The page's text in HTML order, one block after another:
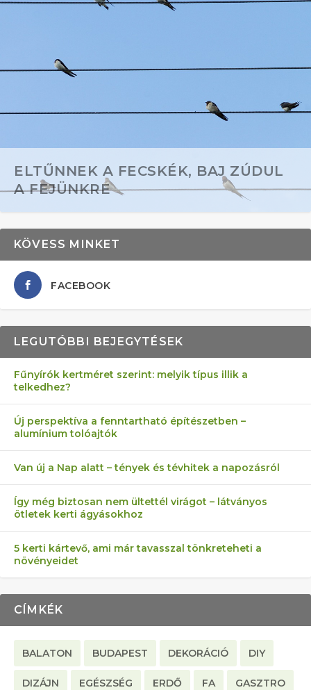
ELTŰNNEK A FECSKÉK, BAJ ZÚDUL
A FEJÜNKRE
AZ ÖNELLÁTÁS 13 PONTJA
KEZDŐKNEK
6 LEGJOBB NÖVÉNY SZOMSZÉD
ELLEN
FÉLREÉRTETT KERTÉSZKEDÉS:
TÉRKŐ ÉS MURVA
AKI ELDOBÁLJA A CIGICSIKKEKET,
AZ EGY KÖ…
MÁRPEDIG A TŰZIJÁTÉK NEM MENŐ!
KÖVESS MINKET
FACEBOOK
LEGUTÓBBI BEJEGYTÉSEK
Fűnyírók kertméret szerint: melyik típus illik a
telkedhez?
Új perspektíva a fenntartható építészetben –
alumínium tolóajtók
Van új a Nap alatt – tények és tévhitek a napozásról
Így még biztosan nem ültettél virágot – látványos
ötletek kerti ágyásokhoz
5 kerti kártevő, ami már tavasszal tönkreteheti a
növényeidet
CÍMKÉK
BALATON BUDAPEST DEKORÁCIÓ DIY
DIZÁJN EGÉSZSÉG ERDŐ FA GASZTRO